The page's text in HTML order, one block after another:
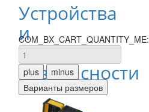
Устройства
и
средства
безопасности
COM_BX_CART_QUANTITY_ME: